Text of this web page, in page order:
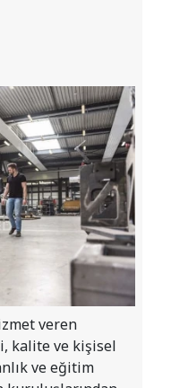
veren
kalite ve kişisel
ve eğitim
inşaat
uzanan geniş